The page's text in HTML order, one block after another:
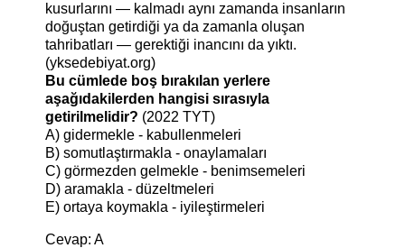
kusurlarını — kalmadı aynı zamanda insanların
doğuştan getirdiği ya da zamanla oluşan
tahribatları — gerektiği inancını da yıktı.
(yksedebiyat.org)
Bu cümlede boş bırakılan yerlere
aşağıdakilerden hangisi sırasıyla
getirilmelidir? (2022 TYT)
A) gidermekle - kabullenmeleri
B) somutlaştırmakla - onaylamaları
C) görmezden gelmekle - benimsemeleri
D) aramakla - düzeltmeleri
E) ortaya koymakla - iyileştirmeleri
Cevap: A